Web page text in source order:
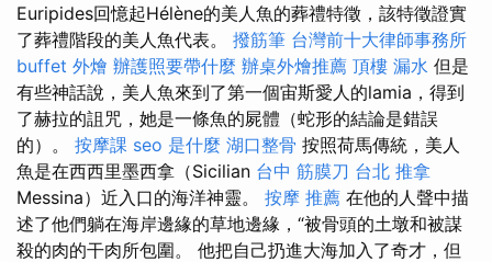
Euripides回憶起Hélène的美人魚的葬禮特徵，該特徵證實
了葬禮階段的美人魚代表。 撥筋筆 台灣前十大律師事務所
buffet 外燴 辦護照要帶什麼 辦桌外燴推薦 頂樓 漏水 但是
有些神話說，美人魚來到了第一個宙斯愛人的lamia，得到
了赫拉的詛咒，她是一條魚的屍體（蛇形的結論是錯誤
的）。 按摩課 seo 是什麼 湖口整骨 按照荷馬傳統，美人
魚是在西西里墨西拿（Sicilian 台中 筋膜刀 台北 推拿
Messina）近入口的海洋神靈。 按摩 推薦 在他的人聲中描
述了他們躺在海岸邊緣的草地邊緣，“被骨頭的土墩和被謀
殺的肉的干肉所包圍。 他把自己扔進大海加入了奇才，但